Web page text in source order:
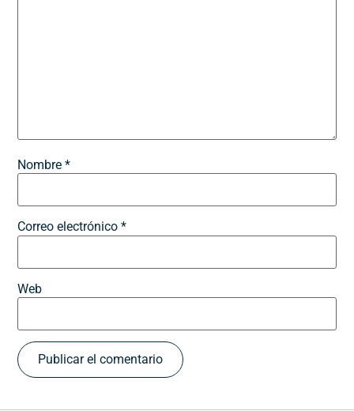
Nombre*
Correo electrónico*
Web